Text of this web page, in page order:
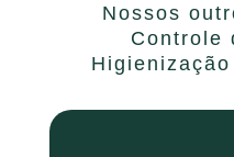
Nossos
Controle
Higienização